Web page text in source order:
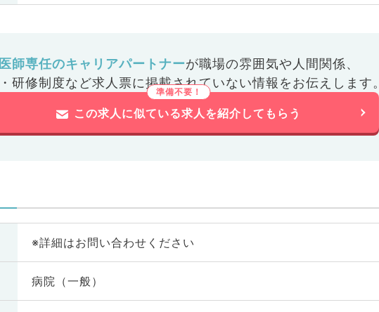
医師専任のキャリアパートナーが職場の雰囲気や人間関係、
研修制度など求人票に掲載されていない情報をお伝えします。
この求人に似ている求人を紹介してもらう
※詳細はお問い合わせください
病院（一般）